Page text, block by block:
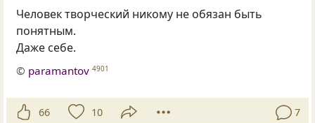
Человек творческий никому не обязан быть
понятным.
Даже себе.
© paramantov 4901
66 10 7